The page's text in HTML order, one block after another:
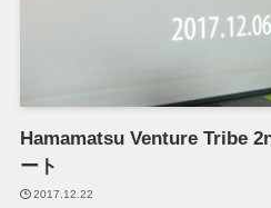
Hamamatsu Venture Tribe
ート
2017.12.22